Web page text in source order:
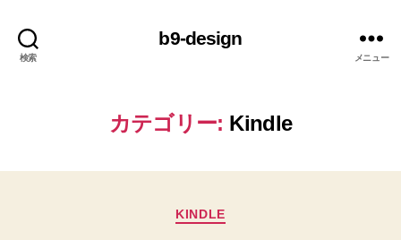
検索
b9-design
メニュー
カテゴリー: Kindle
カ
KINDLE